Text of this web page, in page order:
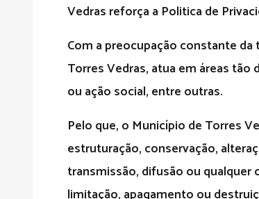
Vedras reforça a Politica de
Com a preocupação constante
Torres Vedras, atua em áreas
ou ação social, entre outras.
Pelo que, o Município de Torres
estruturação, conservação,
transmissão, difusão ou
limitação, apagamento ou